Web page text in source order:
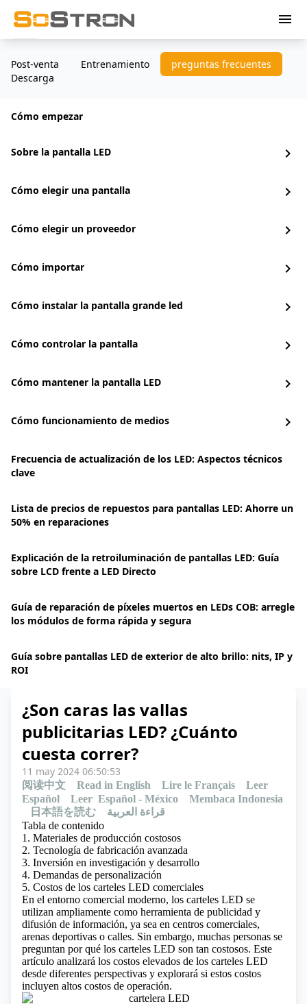
menu
Post-venta Entrenamiento
preguntas frecuentes
Descarga
Cómo empezar
Sobre la pantalla LED chevron_right
Cómo elegir una pantalla chevron_right
Cómo elegir un proveedor chevron_right
Cómo importar chevron_right
Cómo instalar la pantalla grande led chevron_right
Cómo controlar la pantalla chevron_right
Cómo mantener la pantalla LED chevron_right
Cómo funcionamiento de medios chevron_right
Frecuencia de actualización de los LED: Aspectos técnicos
clave
Lista de precios de repuestos para pantallas LED: Ahorre un
50% en reparaciones
Explicación de la retroiluminación de pantallas LED: Guía
sobre LCD frente a LED Directo
Guía de reparación de píxeles muertos en LEDs COB: arregle
los módulos de forma rápida y segura
Guía sobre pantallas LED de exterior de alto brillo: nits, IP y
ROI
¿Son caras las vallas
publicitarias LED? ¿Cuánto
cuesta correr?
11 may 2024 06:50:53
阅读中文 Read in English Lire le Français
Leer
Español
Leer Español - México
Membaca Indonesia
日本語を読む
قراءة العربية
Tabla de contenido
1. Materiales de producción costosos
2. Tecnología de fabricación avanzada
3. Inversión en investigación y desarrollo
4. Demandas de personalización
5. Costos de los carteles LED comerciales
En el entorno comercial moderno, los carteles LED se
utilizan ampliamente como herramienta de publicidad y
difusión de información, ya sea en centros comerciales,
arenas deportivas o calles. Sin embargo, muchas personas se
preguntan por qué los carteles LED son tan costosos. Este
artículo analizará los costos elevados de los carteles LED
desde diferentes perspectivas y explorará si estos costos
incluyen altos costos de operación.